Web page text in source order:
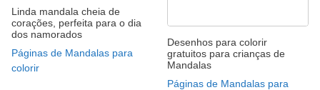
Linda mandala cheia de
corações, perfeita para o dia
dos namorados
Páginas de Mandalas para
colorir
Desenhos para colorir
gratuitos para crianças de
Mandalas
Páginas de Mandalas para